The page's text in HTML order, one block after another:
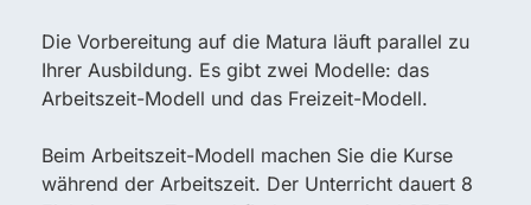
Die Vorbereitung auf die Matura läuft parallel zu
Ihrer Ausbildung. Es gibt zwei Modelle: das
Arbeitszeit-Modell und das Freizeit-Modell.
Beim Arbeitszeit-Modell machen Sie die Kurse
während der Arbeitszeit. Der Unterricht dauert 8